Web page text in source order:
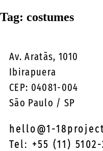
Tag: costumes
Av. Aratãs, 1010
Ibirapuera
CEP: 04081-004
São Paulo / SP
hello@1-
Tel: +55 (11)